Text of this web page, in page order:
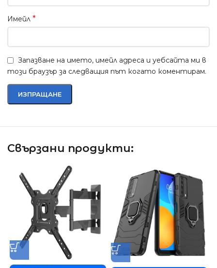
Имейл *
Запазване на името, имейл адреса и уебсайта ми в
този браузър за следващия път когато коментирам.
Свързани продукти: